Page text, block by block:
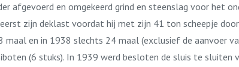
afgevoerd en omgekeerd grind en steenslag voor het
zijn deklast voordat hij met zijn 41 ton scheepje
en in 1938 slechts 24 maal (exclusief de aanvoer
(6 stuks). In 1939 werd besloten de sluis te sluiten